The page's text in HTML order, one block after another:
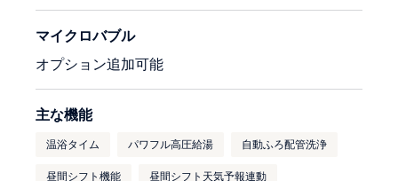
マイクロバブル
オプション追加可能
主な機能
温浴タイム パワフル高圧給湯 自動ふろ配管洗浄
昼間シフト機能 昼間シフト天気予報連動